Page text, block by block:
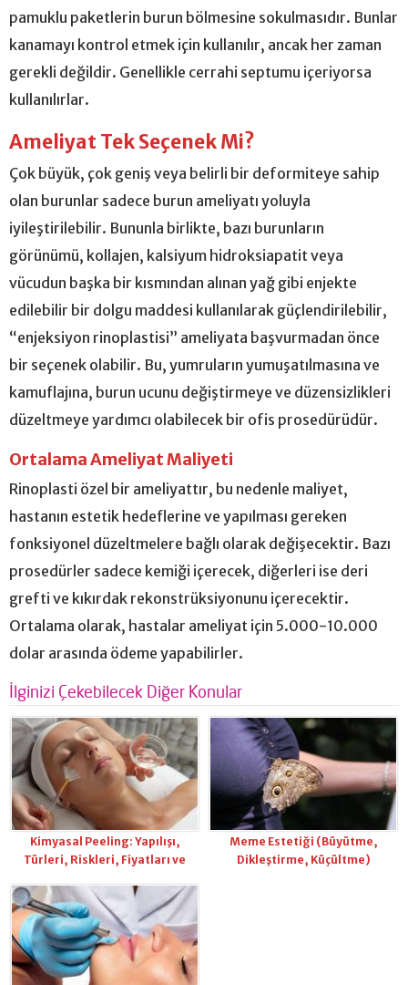
pamuklu paketlerin burun bölmesine sokulmasıdır. Bunlar
kanamayı kontrol etmek için kullanılır, ancak her zaman
gerekli değildir. Genellikle cerrahi septumu içeriyorsa
kullanılırlar.
Ameliyat Tek Seçenek Mi?
Çok büyük, çok geniş veya belirli bir deformiteye sahip
olan burunlar sadece burun ameliyatı yoluyla
iyileştirilebilir. Bununla birlikte, bazı burunların
görünümü, kollajen, kalsiyum hidroksiapatit veya
vücudun başka bir kısmından alınan yağ gibi enjekte
edilebilir bir dolgu maddesi kullanılarak güçlendirilebilir,
“enjeksiyon rinoplastisi” ameliyata başvurmadan önce
bir seçenek olabilir. Bu, yumruların yumuşatılmasına ve
kamuflajına, burun ucunu değiştirmeye ve düzensizlikleri
düzeltmeye yardımcı olabilecek bir ofis prosedürüdür.
Ortalama Ameliyat Maliyeti
Rinoplasti özel bir ameliyattır, bu nedenle maliyet,
hastanın estetik hedeflerine ve yapılması gereken
fonksiyonel düzeltmelere bağlı olarak değişecektir. Bazı
prosedürler sadece kemiği içerecek, diğerleri ise deri
grefti ve kıkırdak rekonstrüksiyonunu içerecektir.
Ortalama olarak, hastalar ameliyat için 5.000-10.000
dolar arasında ödeme yapabilirler.
İlginizi Çekebilecek Diğer Konular
Kimyasal Peeling: Yapılışı,
Türleri, Riskleri, Fiyatları ve
Meme Estetiği (Büyütme,
Dikleştirme, Küçültme)